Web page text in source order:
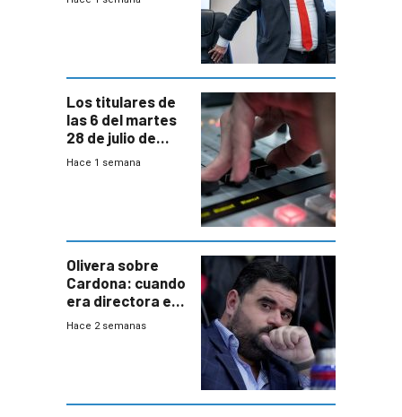
Los titulares de
las 6 del martes
28 de julio de
2026
Hace 1 semana
Olivera sobre
Cardona: cuando
era directora en
UTE “no era muy
Hace 2 semanas